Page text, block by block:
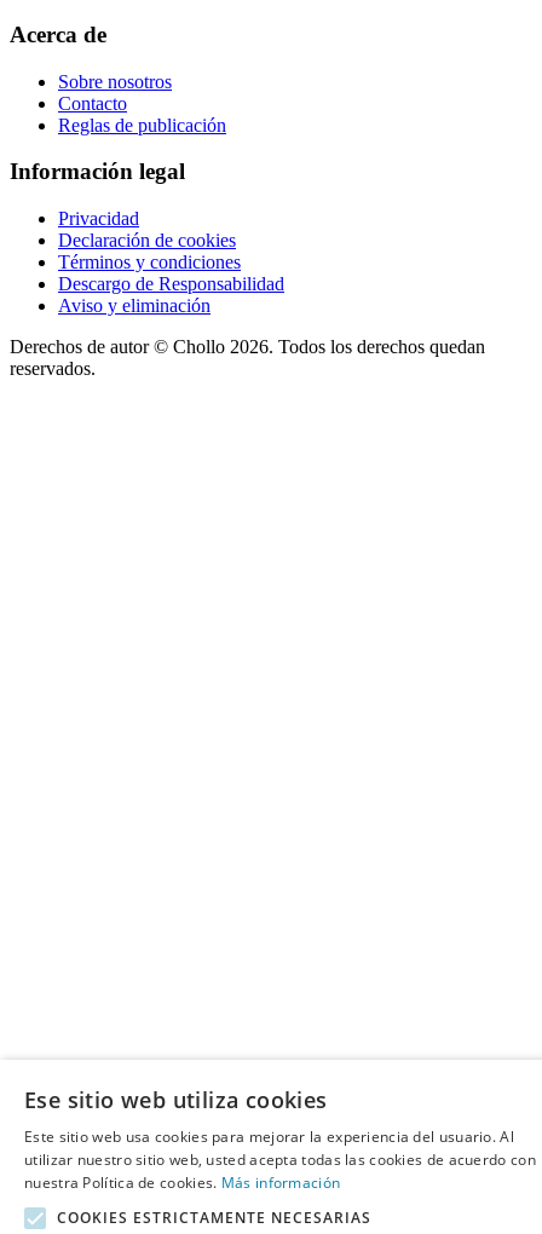
Acerca de
Sobre nosotros
Contacto
Reglas de publicación
Información legal
Privacidad
Declaración de cookies
Términos y condiciones
Descargo de Responsabilidad
Aviso y eliminación
Derechos de autor © Chollo 2026. Todos los derechos quedan
reservados.
Ese sitio web utiliza cookies
Este sitio web usa cookies para mejorar la experiencia del usuario. Al
utilizar nuestro sitio web, usted acepta todas las cookies de acuerdo con
nuestra Política de cookies. Más información
COOKIES ESTRICTAMENTE NECESARIAS